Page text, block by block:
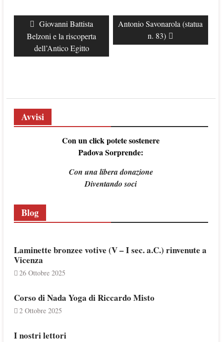
Navigazione
articoliPrevious
post:
Giovanni Battista
Belzoni e la riscoperta
dell’Antico Egitto
Next
Antonio Savonarola (statua
n. 83)
Avvisi
Con un click potete sostenere
Padova Sorprende:
Con una libera donazione
Diventando soci
Blog
Laminette bronzee votive (V – I sec. a.C.) rinvenute a
Vicenza
26 Ottobre 2025
Corso di Nada Yoga di Riccardo Misto
2 Ottobre 2025
I nostri lettori